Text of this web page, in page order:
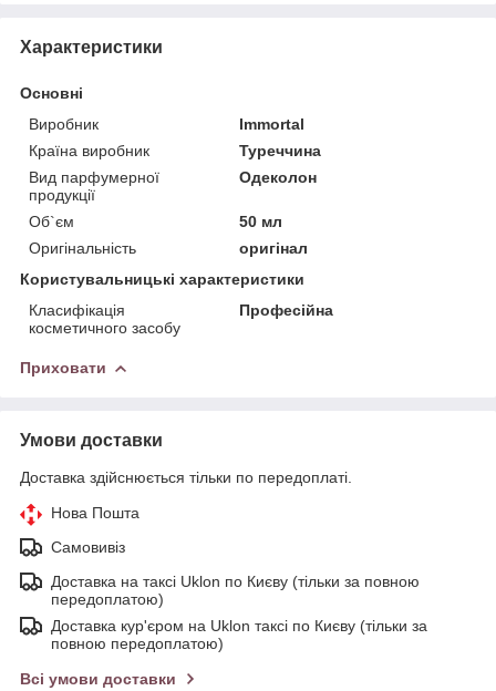
Характеристики
Основні
Виробник
Immortal
Країна виробник
Туреччина
Вид парфумерної
продукції
Одеколон
Об`єм
50 мл
Оригінальність
оригінал
Користувальницькі характеристики
Класифікація
косметичного засобу
Професійна
Приховати
Умови доставки
Доставка здійснюється тільки по передоплаті.
Нова Пошта
Самовивіз
Доставка на таксі Uklon по Києву (тільки за повною
передоплатою)
Доставка кур'єром на Uklon таксі по Києву (тільки за
повною передоплатою)
Всі умови доставки